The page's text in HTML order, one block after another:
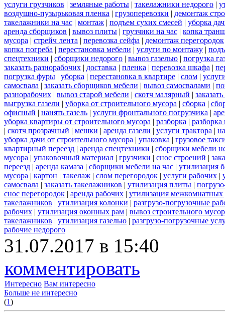
услуги грузчиков | земляные работы | такелажники недорого |
воздушно-пузырьковая пленка | грузоперевозки | демонтаж
такелажники на час | монтаж | подъем сухих смесей | уборка
аренда сборщиков | вывоз плиты | грузчики на час | копка
мусора | стрейч лента | перевозка сейфа | демонтаж перегородок
копка погреба | перестановка мебели | услуги по монтажу |
спецтехники | сборщики недорого | вывоз газелью | погрузка
заказать разнорабочих | доставка | пленка | перевозка шкафа |
погрузка фуры | уборка | перестановка в квартире | слом |
самосвала | заказать сборщиков мебели | вывоз самосвалами |
разнорабочих | вывоз старой мебели | скотч малярный |
выгрузка газели | уборка от строительного мусора | сборка |
офисный | нанять газель | услуги фронтального погрузчика |
уборка квартиры от строительного мусора | разборка |
| скотч прозрачный | мешки | аренда газели | услуги трактора |
уборка дачи от строительного мусора | упаковка | грузовое
квартирный переезд | аренда спецтехники | сборщики мебели
мусора | упаковочный материал | грузчики | снос строений |
переезд | аренда камаза | сборщики мебели на час | утилизация
мусора | картон | такелаж | слом перегородок | услуги рабочих |
самосвала | заказать такелажников | утилизация плиты |
снос перегородок | аренда рабочих | утилизация межкомнатных
такелажников | утилизация колонки | разгрузо-погрузочные
рабочих | утилизация оконных рам | вывоз строительного
такелажников | утилизация газелью | разгрузо-погрузочные
рабочие недорого
31.07.2017 в 15:40
комментировать
Интересно Вам интересно
Больше не интересно
(1)